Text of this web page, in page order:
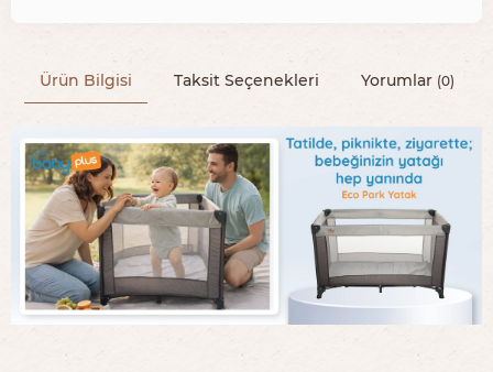
Ürün Bilgisi Taksit Seçenekleri Yorumlar (0)